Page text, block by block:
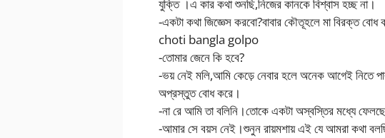
যুক্তি ।এ কার কথা শুনছি,নিজের কানকে বিশ্বাস হচ্ছ না।
-একটা কথা জিজ্ঞেস করবো?বাবার কৌতূহলে মা বিরক্ত
choti bangla golpo
-তোমার জেনে কি হবে?
-ভয় নেই মলি,আমি কেড়ে নেবার হলে অনেক আগেই নিতে
অপ্রস্তুত বোধ করে।
-না রে আমি তা বলিনি।তোকে একটা অস্বস্তির মধ্যে
-আমার সে বয়স নেই।শুনুন রায়মশায় এই যে আমরা কথা